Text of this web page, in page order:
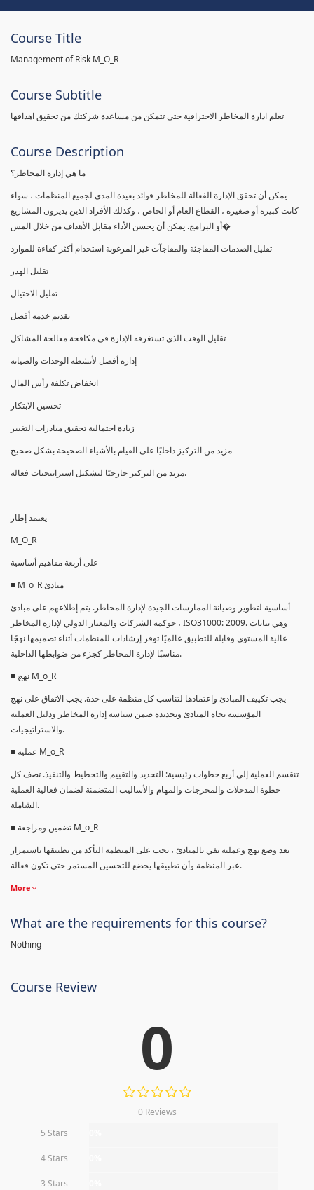
Course Title
Management of Risk M_O_R
Course Subtitle
تعلم ادارة المخاطر الاحترافية حتى تتمكن من مساعدة شركتك من تحقيق اهدافها
Course Description
ما هي إدارة المخاطر؟
يمكن أن تحقق الإدارة الفعالة للمخاطر فوائد بعيدة المدى لجميع المنظمات ، سواء
كانت كبيرة أو صغيرة ، القطاع العام أو الخاص ، وكذلك الأفراد الذين يديرون المشاريع
أو البرامج. يمكن أن يحسن الأداء مقابل الأهداف من خلال المس�
تقليل الصدمات المفاجئة والمفاجآت غير المرغوبة استخدام أكثر كفاءة للموارد
تقليل الهدر
تقليل الاحتيال
تقديم خدمة أفضل
تقليل الوقت الذي تستغرقه الإدارة في مكافحة معالجة المشاكل
إدارة أفضل لأنشطة الوحدات والصيانة
انخفاض تكلفة رأس المال
تحسين الابتكار
زيادة احتمالية تحقيق مبادرات التغيير
مزيد من التركيز داخليًا على القيام بالأشياء الصحيحة بشكل صحيح
مزيد من التركيز خارجيًا لتشكيل استراتيجيات فعالة.
يعتمد إطار
M_O_R
■ M_o_R مبادئ
أساسية لتطوير وصيانة الممارسات الجيدة لإدارة المخاطر. يتم إطلاعهم على مبادئ
حوكمة الشركات والمعيار الدولي لإدارة المخاطر ، ISO31000: 2009. وهي بيانات
عالية المستوى وقابلة للتطبيق عالميًا توفر إرشادات للمنظمات أثناء تصميمها نهجًا
مناسبًا لإدارة المخاطر كجزء من ضوابطها الداخلية.
■ نهج M_o_R
يجب تكييف المبادئ واعتمادها لتناسب كل منظمة على حدة. يجب الاتفاق على نهج
المؤسسة تجاه المبادئ وتحديده ضمن سياسة إدارة المخاطر ودليل العملية
والاستراتيجيات.
■ عملية M_o_R
تنقسم العملية إلى أربع خطوات رئيسية: التحديد والتقييم والتخطيط والتنفيذ. تصف كل
خطوة المدخلات والمخرجات والمهام والأساليب المتضمنة لضمان فعالية العملية
الشاملة.
■ تضمين ومراجعة M_o_R
بعد وضع نهج وعملية تفي بالمبادئ ، يجب على المنظمة التأكد من تطبيقها باستمرار
عبر المنظمة وأن تطبيقها يخضع للتحسين المستمر حتى تكون فعالة.
More
What are the requirements for this course?
Nothing
Course Review
0
0 Reviews
5 Stars
4 Stars
3 Stars